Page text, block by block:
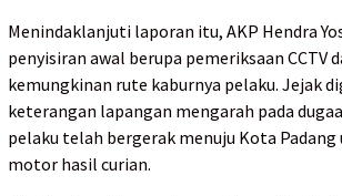
Menindaklanjuti laporan itu, AKP Hendra
penyisiran awal berupa pemeriksaan CCTV
kemungkinan rute kaburnya pelaku. Jejak
keterangan lapangan mengarah pada
pelaku telah bergerak menuju Kota
motor hasil curian.